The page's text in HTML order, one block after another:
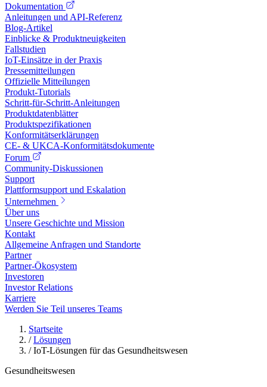
Dokumentation
Anleitungen und API-Referenz
Blog-Artikel
Einblicke & Produktneuigkeiten
Fallstudien
IoT-Einsätze in der Praxis
Pressemitteilungen
Offizielle Mitteilungen
Produkt-Tutorials
Schritt-für-Schritt-Anleitungen
Produktdatenblätter
Produktspezifikationen
Konformitätserklärungen
CE- & UKCA-Konformitätsdokumente
Forum
Community-Diskussionen
Support
Plattformsupport und Eskalation
Unternehmen
Über uns
Unsere Geschichte und Mission
Kontakt
Allgemeine Anfragen und Standorte
Partner
Partner-Ökosystem
Investoren
Investor Relations
Karriere
Werden Sie Teil unseres Teams
Startseite
/ Lösungen
/ IoT-Lösungen für das Gesundheitswesen
Gesundheitswesen